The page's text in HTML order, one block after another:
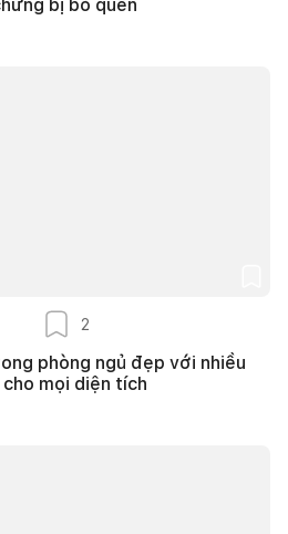
bị bỏ quên
2
phòng ngủ đẹp với nhiều
mọi diện tích